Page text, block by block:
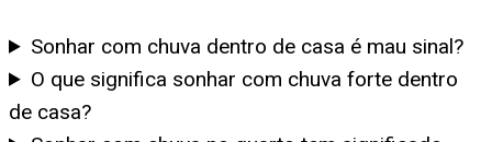
Sonhar com chuva dentro de casa é mau sinal?
O que significa sonhar com chuva forte dentro
de casa?